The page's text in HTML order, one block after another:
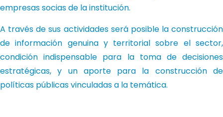
empresas socias de la institución.
A través de sus actividades será posible la construcción
de información genuina y territorial sobre el sector,
condición indispensable para la toma de decisiones
estratégicas, y un aporte para la construcción de
políticas públicas vinculadas a la temática.